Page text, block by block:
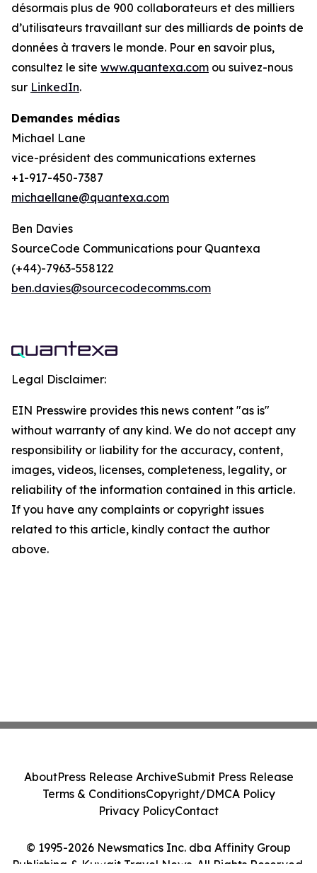
désormais plus de 900 collaborateurs et des milliers
d’utilisateurs travaillant sur des milliards de points de
données à travers le monde. Pour en savoir plus,
consultez le site www.quantexa.com ou suivez-nous
sur LinkedIn.
Demandes médias
Michael Lane
vice-président des communications externes
+1-917-450-7387
michaellane@quantexa.com
Ben Davies
SourceCode Communications pour Quantexa
(+44)-7963-558122
ben.davies@sourcecodecomms.com
Legal Disclaimer:
EIN Presswire provides this news content "as is"
without warranty of any kind. We do not accept any
responsibility or liability for the accuracy, content,
images, videos, licenses, completeness, legality, or
reliability of the information contained in this article.
If you have any complaints or copyright issues
related to this article, kindly contact the author
above.
© 1995-2026 Newsmatics Inc. dba Affinity Group
Publishing & Kuwait Travel News. All Rights Reserved.
AboutPress Release ArchiveSubmit Press Release
Terms & ConditionsCopyright/DMCA Policy
Privacy PolicyContact